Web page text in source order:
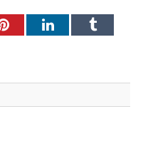
PinterestLinkedInTumblr